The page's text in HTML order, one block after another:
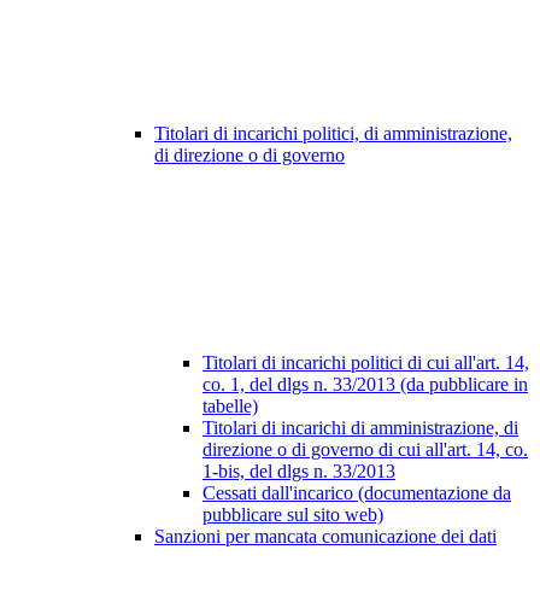
Titolari di incarichi politici, di amministrazione,
di direzione o di governo
Titolari di incarichi politici di cui all'art. 14,
co. 1, del dlgs n. 33/2013 (da pubblicare in
tabelle)
Titolari di incarichi di amministrazione, di
direzione o di governo di cui all'art. 14, co.
1-bis, del dlgs n. 33/2013
Cessati dall'incarico (documentazione da
pubblicare sul sito web)
Sanzioni per mancata comunicazione dei dati